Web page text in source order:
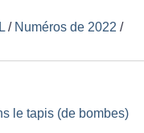
/ Numéros de 2022 /
le tapis (de bombes)